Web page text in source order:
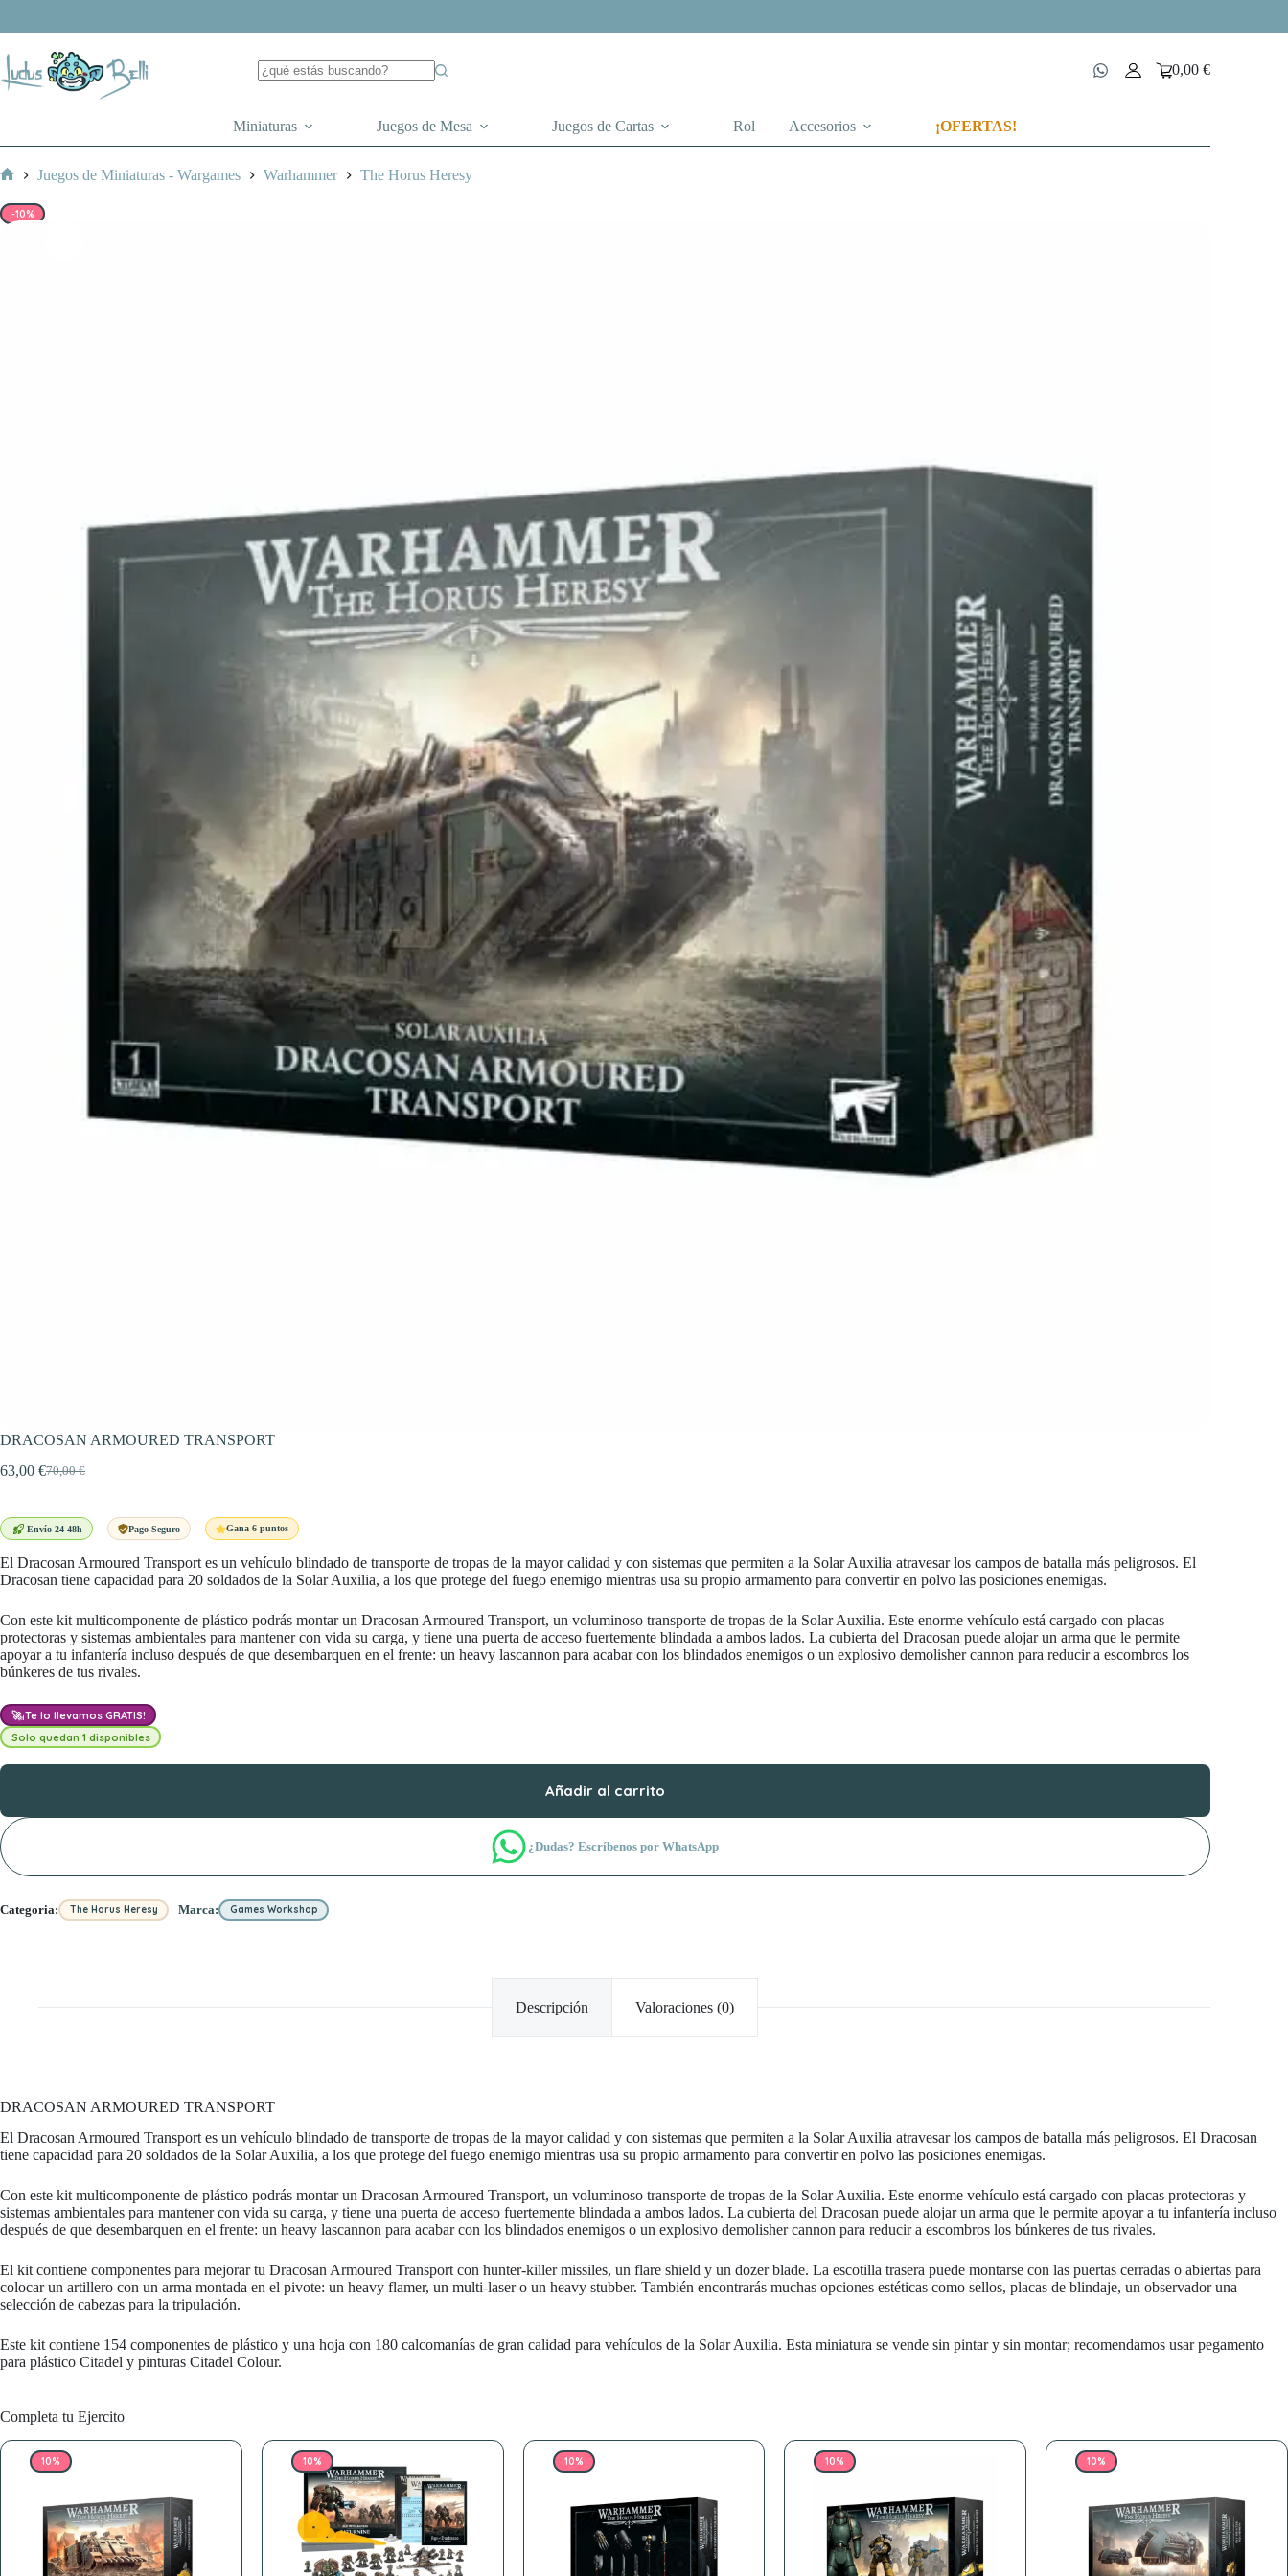
Carro
0,00€
Miniaturas Juegos de Mesa Juegos de Cartas Rol Accesorios ¡OFERTAS!
Juegos de Miniaturas - Wargames Warhammer The Horus Heresy
-10%
DRACOSAN ARMOURED TRANSPORT
70,00€
El
era:
63,00 €El
es:
Envío 24-48h Pago Seguro Gana 6 puntos
El Dracosan Armoured Transport es un vehículo blindado de transporte de tropas de la mayor calidad y con sistemas que permiten a la Solar Auxilia atravesar los campos de batalla más peligrosos. El
Dracosan tiene capacidad para 20 soldados de la Solar Auxilia, a los que protege del fuego enemigo mientras usa su propio armamento para convertir en polvo las posiciones enemigas.
Con este kit multicomponente de plástico podrás montar un Dracosan Armoured Transport, un voluminoso transporte de tropas de la Solar Auxilia. Este enorme vehículo está cargado con placas
protectoras y sistemas ambientales para mantener con vida su carga, y tiene una puerta de acceso fuertemente blindada a ambos lados. La cubierta del Dracosan puede alojar un arma que le permite
apoyar a tu infantería incluso después de que desembarquen en el frente: un heavy lascannon para acabar con los blindados enemigos o un explosivo demolisher cannon para reducir a escombros los
búnkeres de tus rivales.
🚀¡Te lo llevamos GRATIS!
Solo quedan 1 disponibles
Añadir al carrito
¿Dudas? Escríbenos por WhatsApp
Categoria: The Horus Heresy Marca: Games Workshop
Descripción Valoraciones (0)
DRACOSAN ARMOURED TRANSPORT
El Dracosan Armoured Transport es un vehículo blindado de transporte de tropas de la mayor calidad y con sistemas que permiten a la Solar Auxilia atravesar los campos de batalla más peligrosos. El Dracosan
tiene capacidad para 20 soldados de la Solar Auxilia, a los que protege del fuego enemigo mientras usa su propio armamento para convertir en polvo las posiciones enemigas.
Con este kit multicomponente de plástico podrás montar un Dracosan Armoured Transport, un voluminoso transporte de tropas de la Solar Auxilia. Este enorme vehículo está cargado con placas protectoras y
sistemas ambientales para mantener con vida su carga, y tiene una puerta de acceso fuertemente blindada a ambos lados. La cubierta del Dracosan puede alojar un arma que le permite apoyar a tu infantería incluso
después de que desembarquen en el frente: un heavy lascannon para acabar con los blindados enemigos o un explosivo demolisher cannon para reducir a escombros los búnkeres de tus rivales.
El kit contiene componentes para mejorar tu Dracosan Armoured Transport con hunter-killer missiles, un flare shield y un dozer blade. La escotilla trasera puede montarse con las puertas cerradas o abiertas para
colocar un artillero con un arma montada en el pivote: un heavy flamer, un multi-laser o un heavy stubber. También encontrarás muchas opciones estéticas como sellos, placas de blindaje, un observador una
selección de cabezas para la tripulación.
Este kit contiene 154 componentes de plástico y una hoja con 180 calcomanías de gran calidad para vehículos de la Solar Auxilia. Esta miniatura se vende sin pintar y sin montar; recomendamos usar pegamento
para plástico Citadel y pinturas Citadel Colour.
Completa tu Ejercito
10% 10% 10% 10% 10%